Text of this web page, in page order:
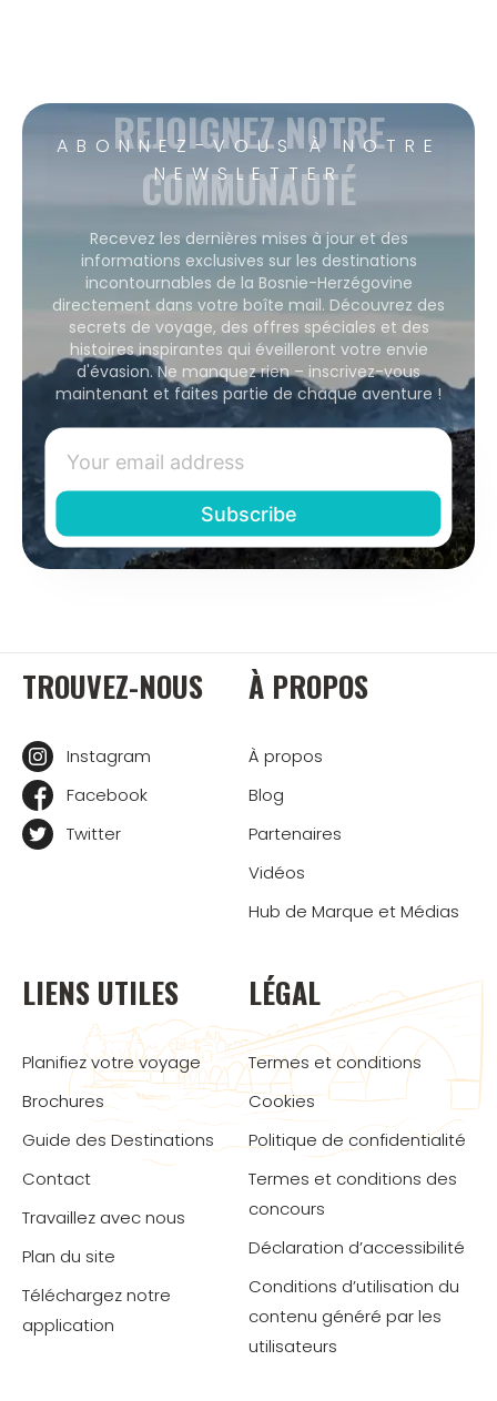
ABONNEZ-VOUS À NOTRE
NEWSLETTER
REJOIGNEZ NOTRE
COMMUNAUTÉ
Recevez les dernières mises à jour et des
informations exclusives sur les destinations
incontournables de la Bosnie-Herzégovine
directement dans votre boîte mail. Découvrez des
secrets de voyage, des offres spéciales et des
histoires inspirantes qui éveilleront votre envie
d'évasion. Ne manquez rien – inscrivez-vous
maintenant et faites partie de chaque aventure !
TROUVEZ-NOUS
Instagram
Facebook
Twitter
À PROPOS
À propos
Blog
Partenaires
Vidéos
Hub de Marque et Médias
LIENS UTILES
Planifiez votre voyage
Brochures
Guide des Destinations
Contact
Travaillez avec nous
Plan du site
Téléchargez notre
application
LÉGAL
Termes et conditions
Cookies
Politique de confidentialité
Termes et conditions des
concours
Déclaration d’accessibilité
Conditions d’utilisation du
contenu généré par les
utilisateurs